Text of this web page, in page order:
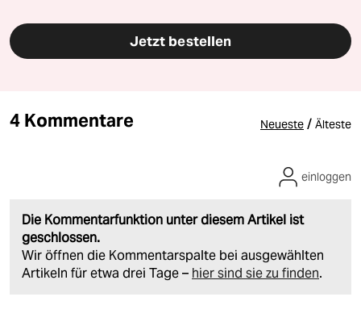
Jetzt bestellen
4 Kommentare Neueste / Älteste
Die Kommentarfunktion unter diesem Artikel ist
geschlossen.
Wir öffnen die Kommentarspalte bei ausgewählten
Artikeln für etwa drei Tage – hier sind sie zu finden.
einloggen